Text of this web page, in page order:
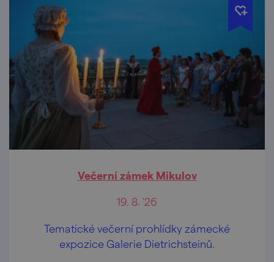
Večerní zámek Mikulov
19. 8. '26
Tematické večerní prohlídky zámecké
expozice Galerie Dietrichsteinů.